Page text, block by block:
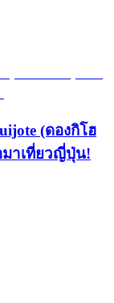
(ดองกิโฮ
มาเที่ยวญี่ปุ่น!